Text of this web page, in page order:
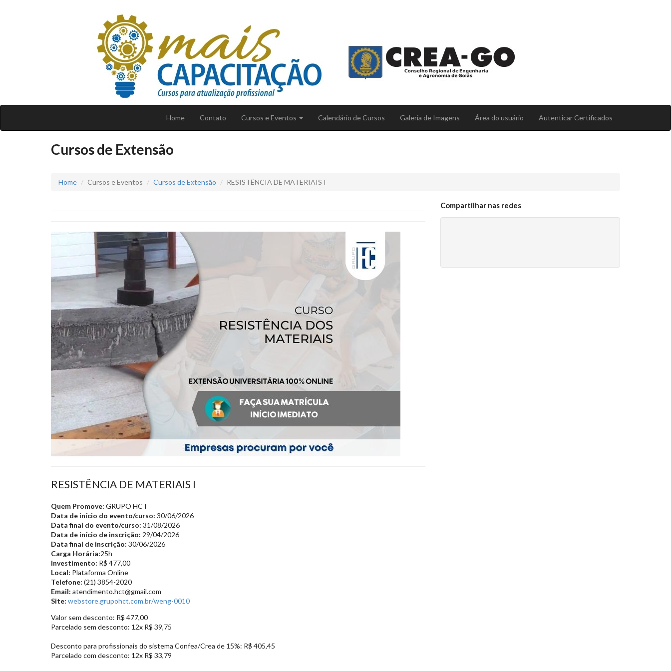
Home Contato Cursos e Eventos Calendário de Cursos Galeria de Imagens Área do usuário Autenticar Certificados
Cursos de Extensão
Home Cursos e Eventos Cursos de Extensão RESISTÊNCIA DE MATERIAIS I
RESISTÊNCIA DE MATERIAIS I
Quem Promove: GRUPO HCT
Data de início do evento/curso: 30/06/2026
Data final do evento/curso: 31/08/2026
Data de início de inscrição: 29/04/2026
Data final de inscrição: 30/06/2026
Carga Horária:25h
Investimento: R$ 477,00
Local: Plataforma Online
Telefone: (21) 3854-2020
Email: atendimento.hct@gmail.com
Site: webstore.grupohct.com.br/weng-0010
Valor sem desconto: R$ 477,00
Parcelado sem desconto: 12x R$ 39,75
Desconto para profissionais do sistema Confea/Crea de 15%: R$ 405,45
Parcelado com desconto: 12x R$ 33,79
Compartilhar nas redes